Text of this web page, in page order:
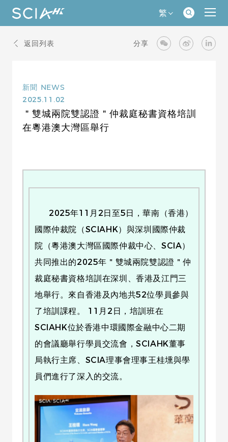
繁
返回列表 分享
新聞 NEWS
2025.11.02
＂雙城兩院雙認證＂仲裁庭秘書資格培訓
在粵港澳大灣區舉行
2025年11月2日至5日，華南（香港）
國際仲裁院（SCIAHK）與深圳國際仲裁
院（粵港澳大灣區國際仲裁中心、SCIA）
共同推出的2025年＂雙城兩院雙認證＂仲
裁庭秘書資格培訓在深圳、香港及江門三
地舉行。來自香港及內地共52位學員參與
了培訓課程。 11月2日，培訓班在
SCIAHK位於香港中環國際金融中心二期
的會議廳舉行學員交流會，SCIAHK董事
局執行主席、SCIA理事會理事王桂壎與學
員們進行了深入的交流。